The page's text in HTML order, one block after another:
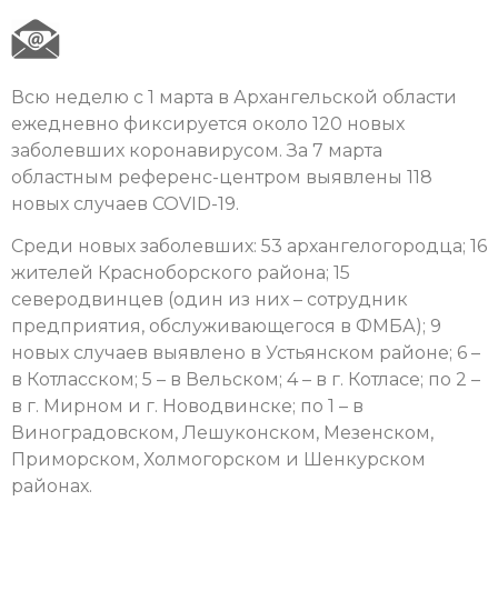
Всю неделю с 1 марта в Архангельской области
ежедневно фиксируется около 120 новых
заболевших коронавирусом. За 7 марта
областным референс-центром выявлены 118
новых случаев COVID-19.
Среди новых заболевших: 53 архангелогородца; 16
жителей Красноборского района; 15
северодвинцев (один из них – сотрудник
предприятия, обслуживающегося в ФМБА); 9
новых случаев выявлено в Устьянском районе; 6 –
в Котласском; 5 – в Вельском; 4 – в г. Котласе; по 2 –
в г. Мирном и г. Новодвинске; по 1 – в
Виноградовском, Лешуконском, Мезенском,
Приморском, Холмогорском и Шенкурском
районах.